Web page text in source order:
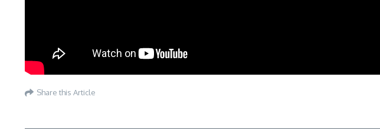
Share this Article